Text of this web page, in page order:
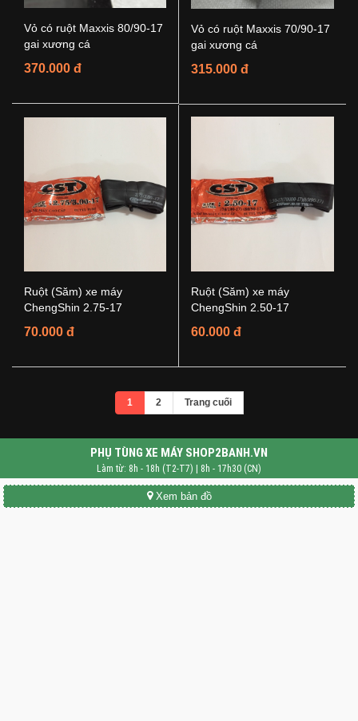
Vỏ có ruột Maxxis 80/90-17
gai xương cá
370.000 đ
Vỏ có ruột Maxxis 70/90-17
gai xương cá
315.000 đ
Ruột (Săm) xe máy
ChengShin 2.75-17
70.000 đ
Ruột (Săm) xe máy
ChengShin 2.50-17
60.000 đ
1 2 Trang cuối
PHỤ TÙNG XE MÁY SHOP2BANH.VN
Làm từ: 8h - 18h (T2-T7) | 8h - 17h30 (CN)
Xem bản đồ